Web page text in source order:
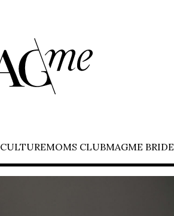
CULTUREMOMS CLUBMAGME BRIDE